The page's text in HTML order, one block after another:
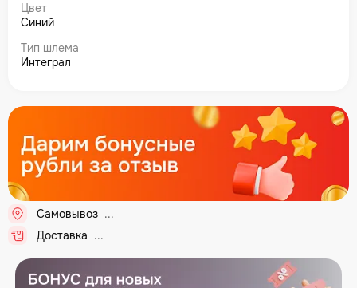
Цвет
Синий
Тип шлема
Интеграл
Самовывоз
Доставка